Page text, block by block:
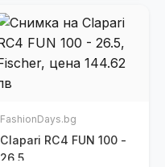
FashionDays.bg
Clapari RC4 FUN 100 -
26.5